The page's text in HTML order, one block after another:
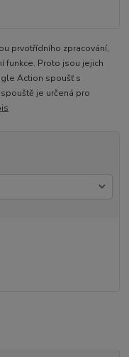
prvotřídního zpracování,
funkce. Proto jsou jejich
Action spoušť s
je určená pro